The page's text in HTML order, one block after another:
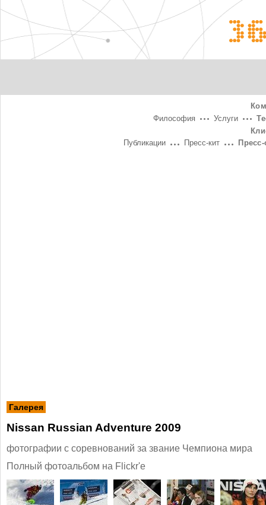
Услуги
Философия
Пресс-кит
Публикации
Галерея
Nissan Russian Adventure 2009
фотографии с соревнований за звание Чемпиона мира
Полный фотоальбом на Flickr'е